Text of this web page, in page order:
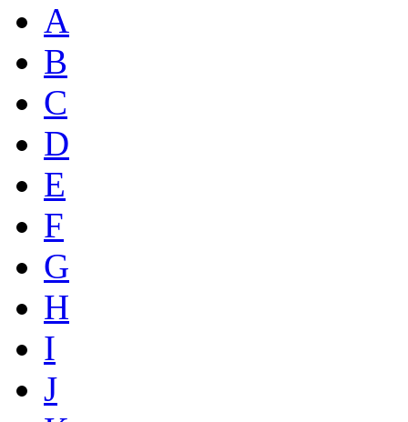
A
B
C
D
E
F
G
H
I
J